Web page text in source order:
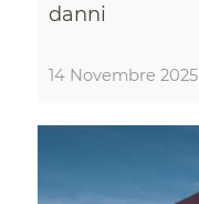
danni
14 Novembre 2025